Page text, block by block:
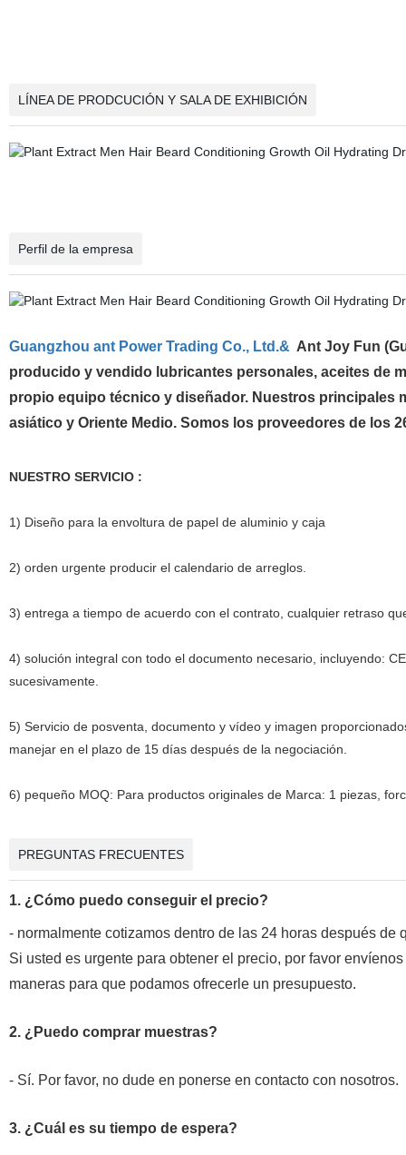
LÍNEA DE PRODCUCIÓN Y SALA DE EXHIBICIÓN
Perfil de la empresa
Guangzhou ant Power Trading Co., Ltd.& Ant Joy Fun
producido y vendido lubricantes personales, aceites de
propio equipo técnico y diseñador. Nuestros principales
asiático y Oriente Medio. Somos los proveedores de los
NUESTRO SERVICIO :
1) Diseño para la envoltura de papel de aluminio y caja
2) orden urgente producir el calendario de arreglos.
3) entrega a tiempo de acuerdo con el contrato, cualquier retraso
4) solución integral con todo el documento necesario, incluyendo:
sucesivamente.
5) Servicio de posventa, documento y vídeo y imagen
manejar en el plazo de 15 días después de la negociación.
6) pequeño MOQ: Para productos originales de Marca: 1 piezas,
PREGUNTAS FRECUENTES
1. ¿Cómo puedo conseguir el precio?
- normalmente cotizamos dentro de las 24 horas después
Si usted es urgente para obtener el precio, por favor
maneras para que podamos ofrecerle un presupuesto.
2. ¿Puedo comprar muestras?
- Sí. Por favor, no dude en ponerse en contacto con nosotros.
3. ¿Cuál es su tiempo de espera?